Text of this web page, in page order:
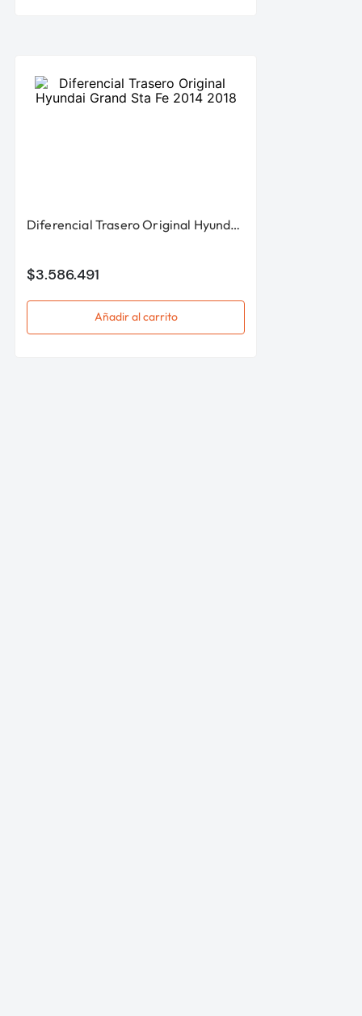
Diferencial Trasero Original Hyundai Grand Sta Fe 2014 2018
$3.586.491
Añadir al carrito